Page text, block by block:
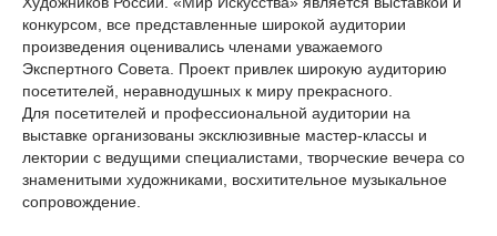
конкурсом, все представленные широкой аудитории
произведения оценивались членами уважаемого
Экспертного Совета. Проект привлек широкую аудиторию
посетителей, неравнодушных к миру прекрасного.
Для посетителей и профессиональной аудитории на
выставке организованы эксклюзивные мастер-классы и
лектории с ведущими специалистами, творческие вечера со
знаменитыми художниками, восхитительное музыкальное
сопровождение.